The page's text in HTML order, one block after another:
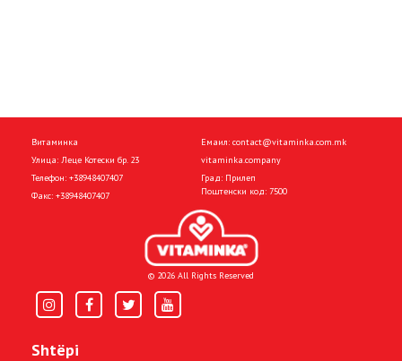
Витаминка
Улица: Леце Котески бр. 23
Телефон: +38948407407
Факс: +38948407407
Емаил: contact@vitaminka.com.mk
vitaminka.company
Град: Прилеп
Поштенски код: 7500
© 2026 All Rights Reserved
Shtëpi